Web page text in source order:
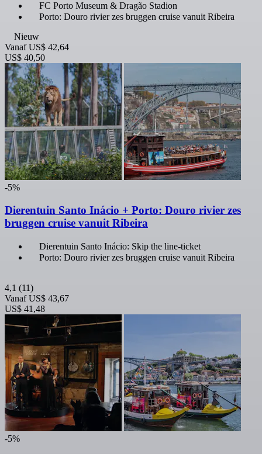
FC Porto Museum & Dragão Stadion
Porto: Douro rivier zes bruggen cruise vanuit Ribeira
Nieuw
Vanaf US$ 42,64
US$ 40,50
-5%
Dierentuin Santo Inácio + Porto: Douro rivier zes
bruggen cruise vanuit Ribeira
Dierentuin Santo Inácio: Skip the line-ticket
Porto: Douro rivier zes bruggen cruise vanuit Ribeira
4,1 (11)
Vanaf US$ 43,67
US$ 41,48
-5%